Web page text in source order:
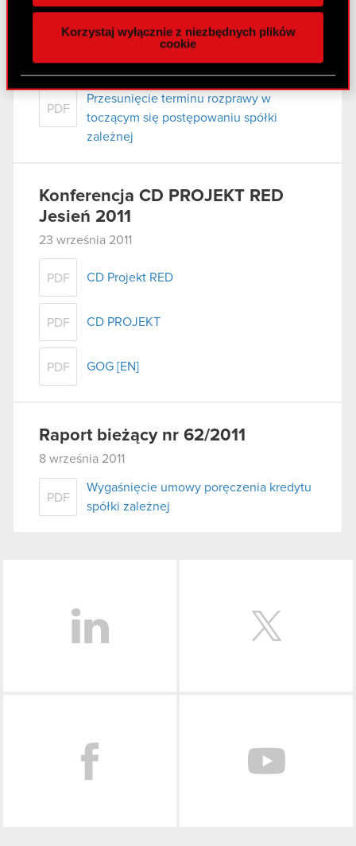
naszej witrynie. Informacje o tym, jak korzystasz
z naszej witryny, udostępniamy partnerom
Partnerzy mogą połączyć te informacje z innymi
danymi otrzymanymi od Ciebie lub uzyskanymi
podczas korzystania z ich usług. Kontynuując
korzystanie z naszej witryny, zgadasz się na
Korzystaj wyłącznie z niezbędnych plików
cookie
Raport bieżący nr 63/2011
PDF
Przesunięcie terminu rozprawy w
toczącym się postępowaniu spółki
zależnej
Konferencja CD PROJEKT RED
Jesień 2011
23 września 2011
PDF CD Projekt RED
PDF CD PROJEKT
PDF GOG [EN]
Raport bieżący nr 62/2011
8 września 2011
PDF
Wygaśnięcie umowy poręczenia kredytu
spółki zależnej